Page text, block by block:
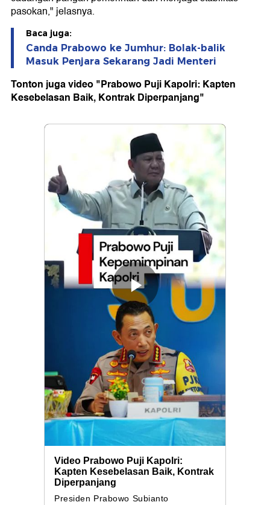
pasokan," jelasnya.
Baca juga:
Canda Prabowo ke Jumhur: Bolak-balik
Masuk Penjara Sekarang Jadi Menteri
Tonton juga video "Prabowo Puji Kapolri: Kapten
Kesebelasan Baik, Kontrak Diperpanjang"